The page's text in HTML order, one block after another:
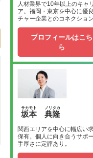
人材業界で10年以上のキャリ
ア。福岡・東京を中心に優
チャー企業とのコネクショ
プロフィールはこち
ら
坂本
サカモト
典隆
ノリタカ
関西エリアを中心に幅広い
保有。個人に向き合うサポ
手厚さに定評あり。